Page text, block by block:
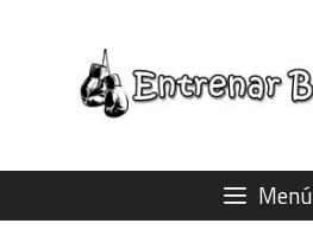
contenido
Menú